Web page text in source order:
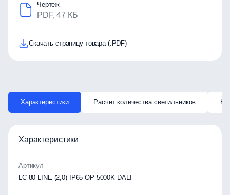
Чертеж
PDF, 47 КБ
Скачать страницу товара (.PDF)
Характеристики Расчет количества светильников
Характеристики
Артикул
LC 80-LINE (2,0) IP65 OP 5000K DALI